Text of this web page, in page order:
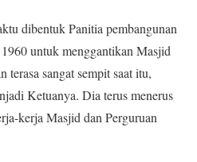
dibentuk Panitia pembangunan
untuk menggantikan Masjid
terasa sangat sempit saat itu,
Ketuanya. Dia terus menerus
kerja Masjid dan Perguruan